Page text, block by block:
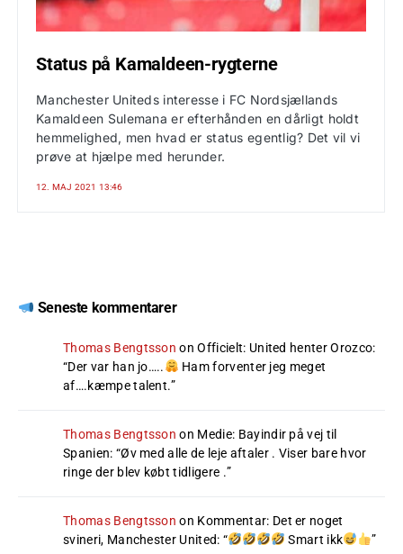
Status på Kamaldeen-rygterne
Manchester Uniteds interesse i FC Nordsjællands
Kamaldeen Sulemana er efterhånden en dårligt holdt
hemmelighed, men hvad er status egentlig? Det vil vi
prøve at hjælpe med herunder.
12. MAJ 2021 13:46
Seneste kommentarer
Thomas Bengtsson onOfficielt: United henter Orozco:
“Der var han jo…..
Ham forventer jeg meget
af….kæmpe talent.”
Thomas Bengtsson on Medie: Bayindir på vej til
Spanien: “Øv med alle de leje aftaler . Viser bare hvor
ringe der blev købt tidligere .”
Thomas Bengtsson on Kommentar: Det er noget
svineri, Manchester United: “ Smart ikk ”